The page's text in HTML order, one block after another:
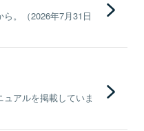
。（2026年7月31日
アルを掲載していま